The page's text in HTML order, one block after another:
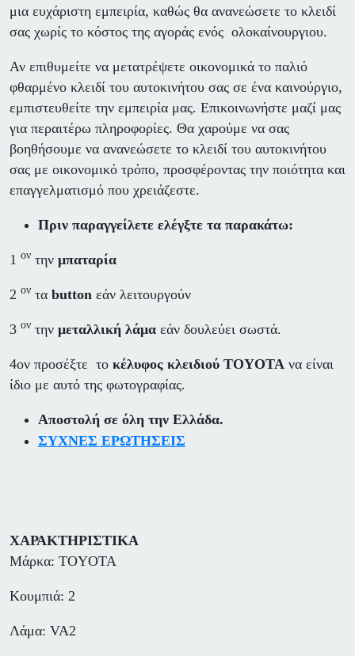
μια ευχάριστη εμπειρία, καθώς θα ανανεώσετε το κλειδί
σας χωρίς το κόστος της αγοράς ενός ολοκαίνουργιου.
Αν επιθυμείτε να μετατρέψετε οικονομικά το παλιό
φθαρμένο κλειδί του αυτοκινήτου σας σε ένα καινούργιο,
εμπιστευθείτε την εμπειρία μας. Επικοινωνήστε μαζί μας
για περαιτέρω πληροφορίες. Θα χαρούμε να σας
βοηθήσουμε να ανανεώσετε το κλειδί του αυτοκινήτου
σας με οικονομικό τρόπο, προσφέροντας την ποιότητα και
επαγγελματισμό που χρειάζεστε.
Πριν παραγγείλετε ελέγξτε τα παρακάτω:
1 ον την μπαταρία
2 ον τα button εάν λειτουργούν
3 ον την μεταλλική λάμα εάν δουλεύει σωστά.
4ον προσέξτε το κέλυφος κλειδιού TOYOTA να είναι
ίδιο με αυτό της φωτογραφίας.
Αποστολή σε όλη την Ελλάδα.
ΣΥΧΝΕΣ ΕΡΩΤΗΣΕΙΣ
ΧΑΡΑΚΤΗΡΙΣΤΙΚΑ
Μάρκα: TOYOTA
Κουμπιά: 2
Λάμα: VA2